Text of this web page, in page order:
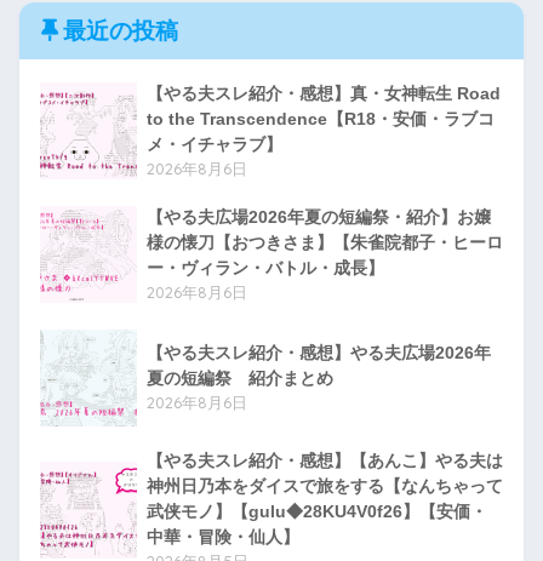
最近の投稿
【やる夫スレ紹介・感想】真・女神転生 Road
to the Transcendence【R18・安価・ラブコ
メ・イチャラブ】
2026年8月6日
【やる夫広場2026年夏の短編祭・紹介】お嬢
様の懐刀【おつきさま】【朱雀院都子・ヒーロ
ー・ヴィラン・バトル・成長】
2026年8月6日
【やる夫スレ紹介・感想】やる夫広場2026年
夏の短編祭 紹介まとめ
2026年8月6日
【やる夫スレ紹介・感想】【あんこ】やる夫は
神州日乃本をダイスで旅をする【なんちゃって
武侠モノ】【gulu◆28KU4V0f26】【安価・
中華・冒険・仙人】